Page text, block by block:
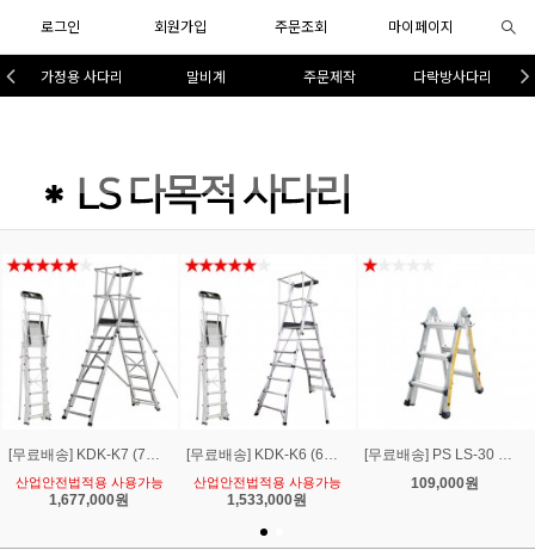
로그인 회원가입 주문조회 마이페이지
가정용 사다리 말비계 주문제작 다락방사다리
[무료배송] KDK-K7 (7단)유로형 안전가드 발판 작업대말비계 사다리1.77~2.5m
산업안전법적용 사용가능
1,677,000원
[무료배송] KDK-K6 (6단)유로형 안전가드 발판 작업대말비계 사다리1.5~2.05m
산업안전법적용 사용가능
1,533,000원
[무료배송] PS LS-30 다목적 LS 3단 사다리보관높이1.0m A형최대1.5m I형최대3.2m
109,000원